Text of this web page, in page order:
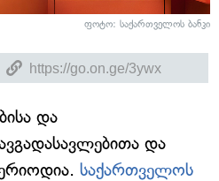
ფოტო: საქართველოს ბანკი
და
და
საქართველოს